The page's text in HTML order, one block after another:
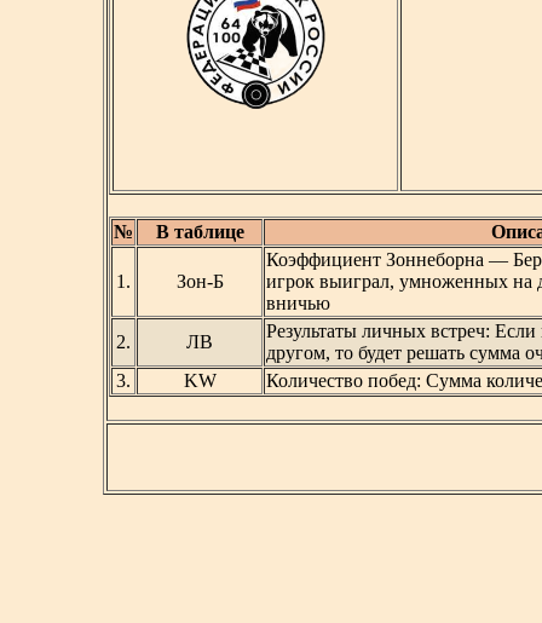
№ В таблице
1. Зон-Б
Коэффициент Зоннеборна —
игрок выиграл, умноженных на
вничью
2.
ЛВ
Результаты личных встреч:
другом, то будет решать сумма
3.
KW Количество побед: Сумма